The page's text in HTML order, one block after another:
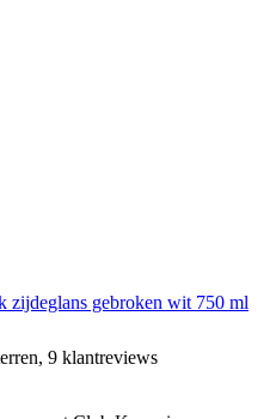
zijdeglans gebroken wit 750 ml
9 klantreviews